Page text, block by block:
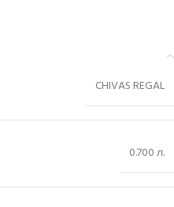
CHIVAS REGAL
0.700 л.